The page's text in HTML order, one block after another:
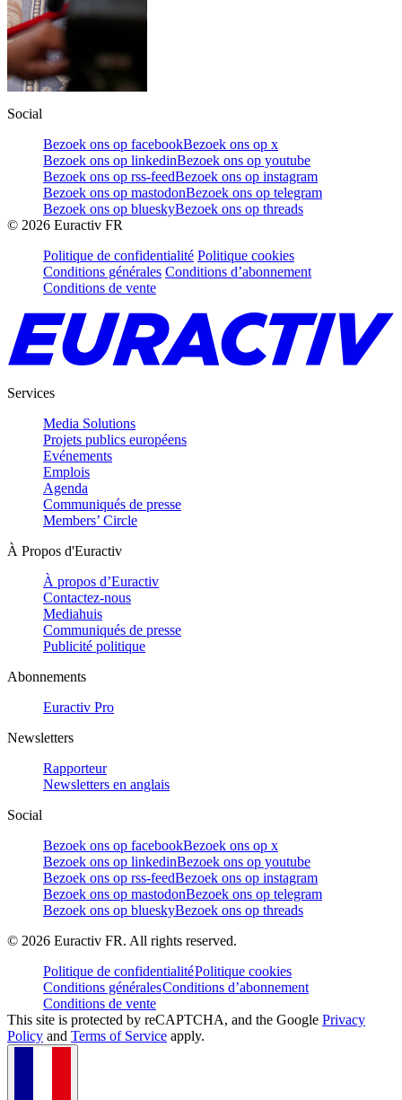
Social
Bezoek ons op facebookBezoek ons op x
Bezoek ons op linkedinBezoek ons op youtube
Bezoek ons op rss-feedBezoek ons op instagram
Bezoek ons op mastodonBezoek ons op telegram
Bezoek ons op blueskyBezoek ons op threads
© 2026 Euractiv FR
Politique de confidentialité Politique cookies
Conditions générales Conditions d’abonnement
Conditions de vente
Services
Media Solutions
Projets publics européens
Evénements
Emplois
Agenda
Communiqués de presse
Members’ Circle
À Propos d'Euractiv
À propos d’Euractiv
Contactez-nous
Mediahuis
Communiqués de presse
Publicité politique
Abonnements
Euractiv Pro
Newsletters
Rapporteur
Newsletters en anglais
Social
Bezoek ons op facebookBezoek ons op x
Bezoek ons op linkedinBezoek ons op youtube
Bezoek ons op rss-feedBezoek ons op instagram
Bezoek ons op mastodonBezoek ons op telegram
Bezoek ons op blueskyBezoek ons op threads
© 2026 Euractiv FR. All rights reserved.
Politique de confidentialitéPolitique cookies
Conditions généralesConditions d’abonnement
Conditions de vente
This site is protected by reCAPTCHA, and the Google Privacy
Policy and Terms of Service apply.